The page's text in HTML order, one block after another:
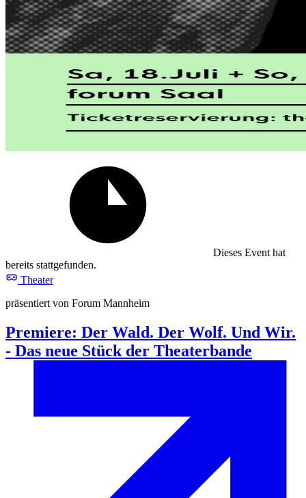
Dieses Event hat
bereits stattgefunden.
Theater
präsentiert von Forum Mannheim
Premiere: Der Wald. Der Wolf. Und Wir.
- Das neue Stück der Theaterbande